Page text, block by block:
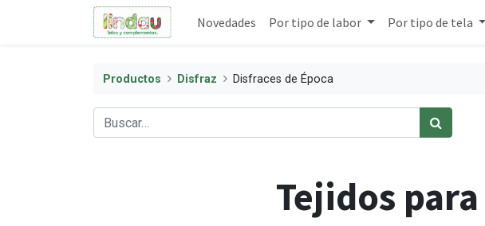
Novedades Por tipo de labor Por tipo de tela
Productos Disfraz Disfraces de Época
Tejidos